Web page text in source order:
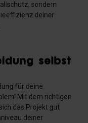
sondern
deiner
selbst
für deine
Mit dem richtigen
das Projekt gut
deiner